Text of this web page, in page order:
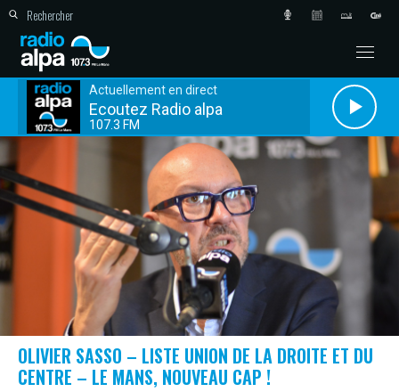
Actuellement en direct
Ecoutez Radio alpa
107.3 FM
OLIVIER SASSO – LISTE UNION DE LA DROITE ET DU
CENTRE – LE MANS, NOUVEAU CAP !